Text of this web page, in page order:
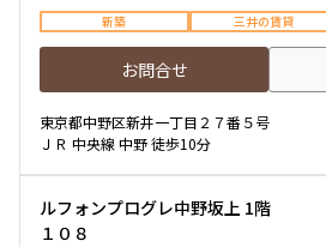
新築 三井の賃貸
お問合せ
東京都中野区新井一丁目２７番５号
ＪＲ 中央線 中野 徒歩10分
ルフォンプログレ中野坂上 1階
１０８